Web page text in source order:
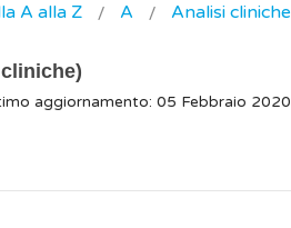
A alla Z A Analisi cliniche
aggiornamento: 05 Febbraio 2020